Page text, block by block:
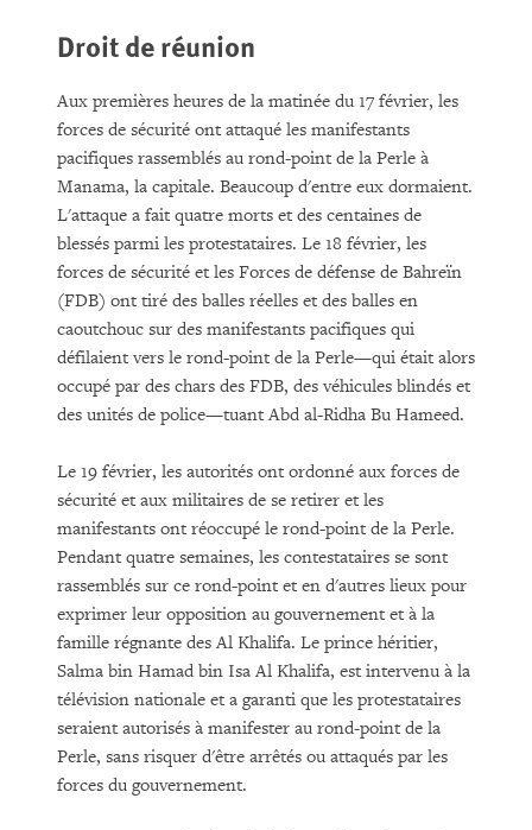
Droit de réunion
Aux premières heures de la matinée du 17 février, les
forces de sécurité ont attaqué les manifestants
pacifiques rassemblés au rond-point de la Perle à
Manama, la capitale. Beaucoup d'entre eux dormaient.
L'attaque a fait quatre morts et des centaines de
blessés parmi les protestataires. Le 18 février, les
forces de sécurité et les Forces de défense de Bahreïn
(FDB) ont tiré des balles réelles et des balles en
caoutchouc sur des manifestants pacifiques qui
défilaient vers le rond-point de la Perle—qui était alors
occupé par des chars des FDB, des véhicules blindés et
des unités de police—tuant Abd al-Ridha Bu Hameed.
Le 19 février, les autorités ont ordonné aux forces de
sécurité et aux militaires de se retirer et les
manifestants ont réoccupé le rond-point de la Perle.
Pendant quatre semaines, les contestataires se sont
rassemblés sur ce rond-point et en d'autres lieux pour
exprimer leur opposition au gouvernement et à la
famille régnante des Al Khalifa. Le prince héritier,
Salma bin Hamad bin Isa Al Khalifa, est intervenu à la
télévision nationale et a garanti que les protestataires
seraient autorisés à manifester au rond-point de la
Perle, sans risquer d'être arrêtés ou attaqués par les
forces du gouvernement.